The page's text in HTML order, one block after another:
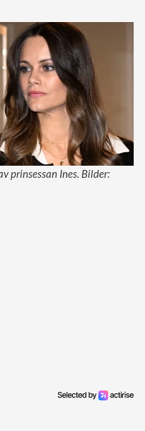
prinsessan Ines. Bilder: